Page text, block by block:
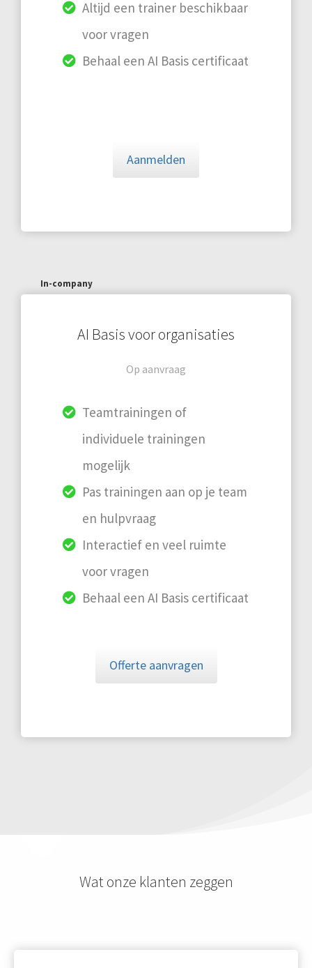
Altijd een trainer beschikbaar
voor vragen
Behaal een AI Basis certificaat
Aanmelden
In-company
AI Basis voor organisaties
Op aanvraag
Teamtrainingen of
individuele trainingen
mogelijk
Pas trainingen aan op je team
en hulpvraag
Interactief en veel ruimte
voor vragen
Behaal een AI Basis certificaat
Offerte aanvragen
Wat onze klanten zeggen